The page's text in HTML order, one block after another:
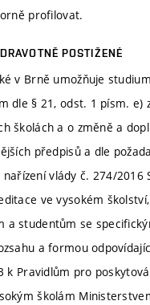
profilovat.
POSTIŽENÉ
v Brně umožňuje
dle § 21, odst. 1 písm. e)
školách a o změně a
předpisů a dle
vlády č. 274/2016
ve vysokém
a studentům se
a formou
k Pravidlům pro
školám